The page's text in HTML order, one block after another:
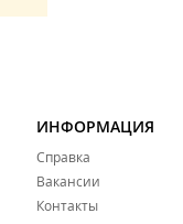
ИНФОРМАЦИЯ
Справка
Вакансии
Контакты